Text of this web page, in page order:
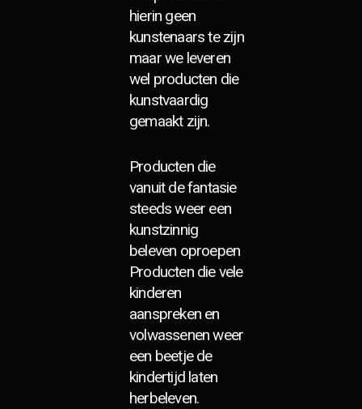
hierin geen
kunstenaars te zijn
maar we leveren
wel producten die
kunstvaardig
gemaakt zijn.
Producten die
vanuit de fantasie
steeds weer een
kunstzinnig
beleven oproepen
Producten die vele
kinderen
aanspreken en
volwassenen weer
een beetje de
kindertijd laten
herbeleven.